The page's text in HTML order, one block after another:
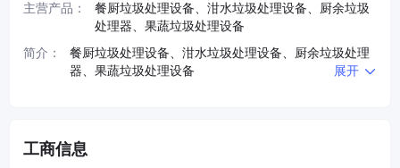
主营产品：
餐厨垃圾处理设备、泔水垃圾处理设备、厨余垃圾
处理器、果蔬垃圾处理设备
简介：
餐厨垃圾处理设备、泔水垃圾处理设备、厨余垃圾处理
器、果蔬垃圾处理设备
展开
工商信息